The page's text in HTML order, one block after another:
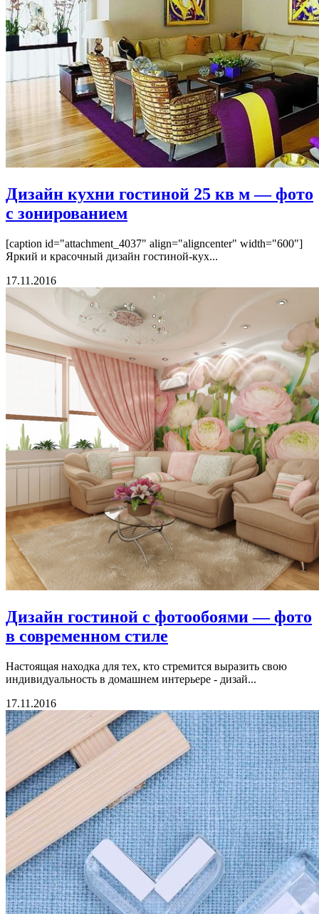
Дизайн кухни гостиной 25 кв м — фото
с зонированием
[caption id="attachment_4037" align="aligncenter" width="600"]
Яркий и красочный дизайн гостиной-кух...
17.11.2016
Дизайн гостиной с фотообоями — фото
в современном стиле
Настоящая находка для тех, кто стремится выразить свою
индивидуальность в домашнем интерьере - дизай...
17.11.2016